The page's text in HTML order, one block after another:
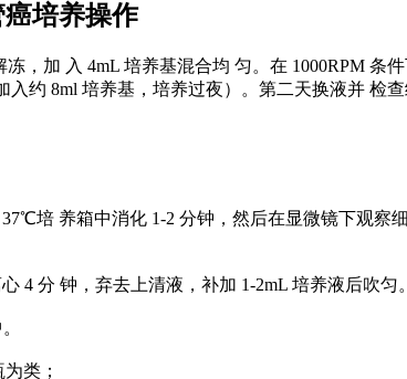
培养操作
，加 入 4mL 培养基混合均 匀。在 1000RPM 条
约 8ml 培养基，培养过夜）。第二天换液并 检查
培 养箱中消化 1-2 分钟，然后在显微镜下观
4 分 钟，弃去上清液，补加 1-2mL 培养液后吹匀。
类；